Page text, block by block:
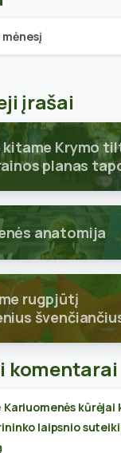
įrašai
kitame Krymo
planas
anatomija
rugpjūtį
narius
komentarai
Kariuomenės kūrėjai
laipsnio